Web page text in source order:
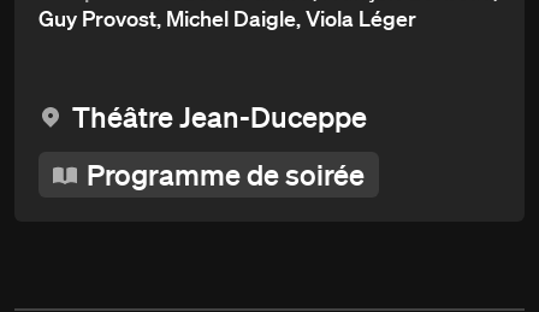
Guy Provost, Michel Daigle, Viola Léger
Théâtre Jean-Duceppe
Programme de soirée